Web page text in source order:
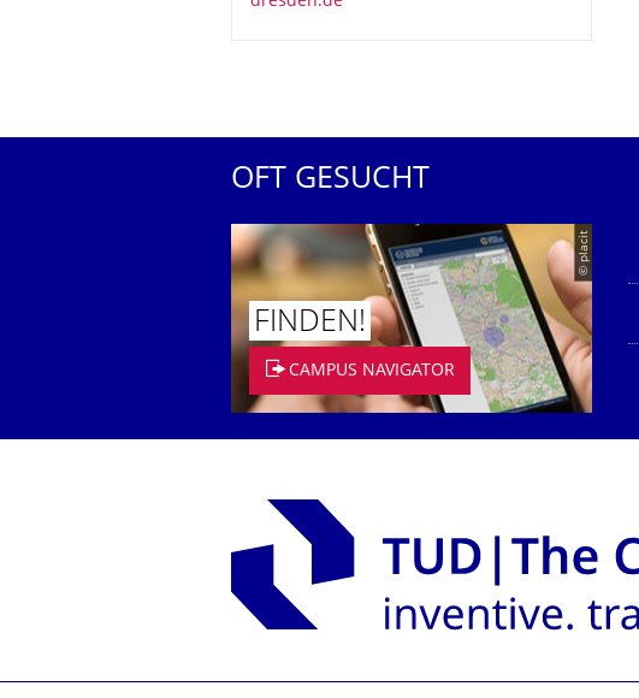
OFT GESUCHT
© placit
FINDEN!
CAMPUS NAVIGATOR